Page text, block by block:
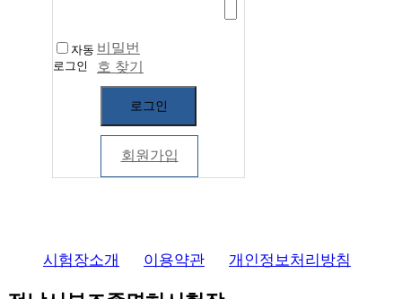
자동
로그인
비밀번
호 찾기
로그인
회원가입
시험장소개 이용약관 개인정보처리방침